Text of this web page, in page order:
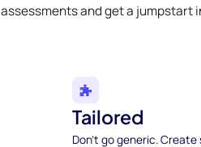
assessments and get a jumpstart
Tailored
Don't go generic. Create